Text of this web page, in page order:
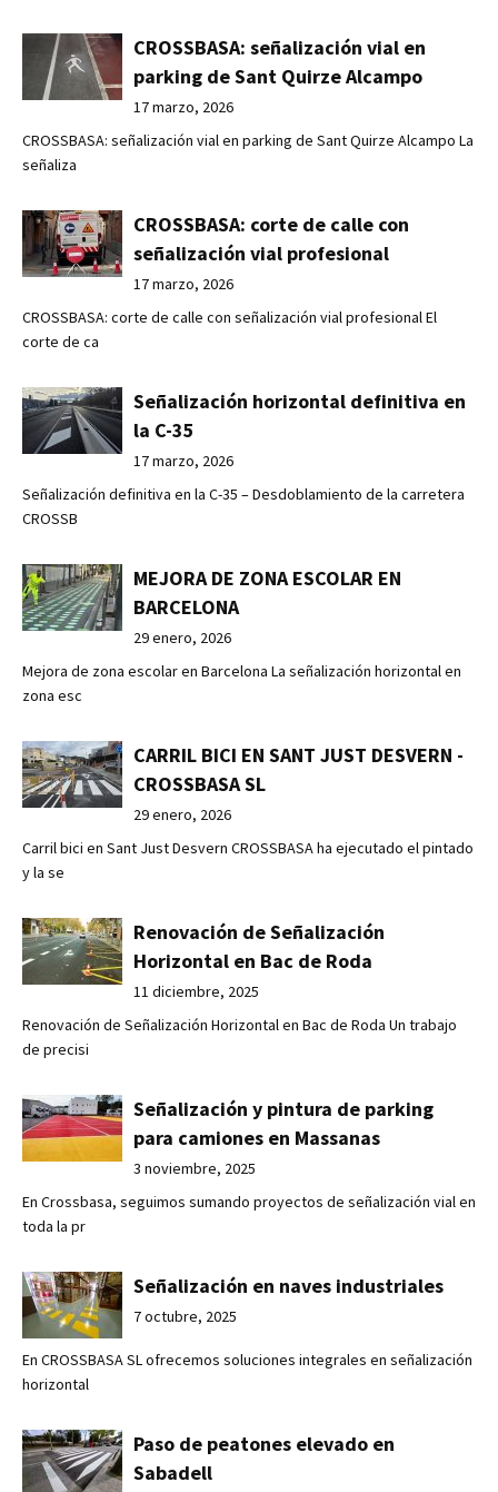
CROSSBASA: señalización vial en
parking de Sant Quirze Alcampo
17 marzo, 2026
CROSSBASA: señalización vial en parking de Sant Quirze Alcampo La
señaliza
CROSSBASA: corte de calle con
señalización vial profesional
17 marzo, 2026
CROSSBASA: corte de calle con señalización vial profesional El
corte de ca
Señalización horizontal definitiva en
la C-35
17 marzo, 2026
Señalización definitiva en la C-35 – Desdoblamiento de la carretera
CROSSB
MEJORA DE ZONA ESCOLAR EN
BARCELONA
29 enero, 2026
Mejora de zona escolar en Barcelona La señalización horizontal en
zona esc
CARRIL BICI EN SANT JUST DESVERN -
CROSSBASA SL
29 enero, 2026
Carril bici en Sant Just Desvern CROSSBASA ha ejecutado el pintado
y la se
Renovación de Señalización
Horizontal en Bac de Roda
11 diciembre, 2025
Renovación de Señalización Horizontal en Bac de Roda Un trabajo
de precisi
Señalización y pintura de parking
para camiones en Massanas
3 noviembre, 2025
En Crossbasa, seguimos sumando proyectos de señalización vial en
toda la pr
Señalización en naves industriales
7 octubre, 2025
En CROSSBASA SL ofrecemos soluciones integrales en señalización
horizontal
Paso de peatones elevado en
Sabadell